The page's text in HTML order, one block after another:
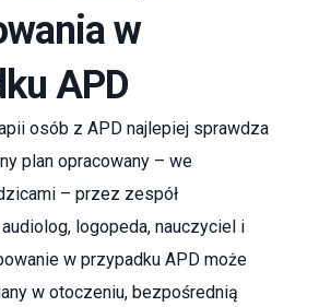
w
APD
osób z APD najlepiej sprawdza
plan opracowany – we
– przez zespół
logopeda, nauczyciel i
w przypadku APD może
w otoczeniu, bezpośrednią